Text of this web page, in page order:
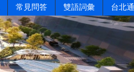
常見問答 雙語詞彙 台北通